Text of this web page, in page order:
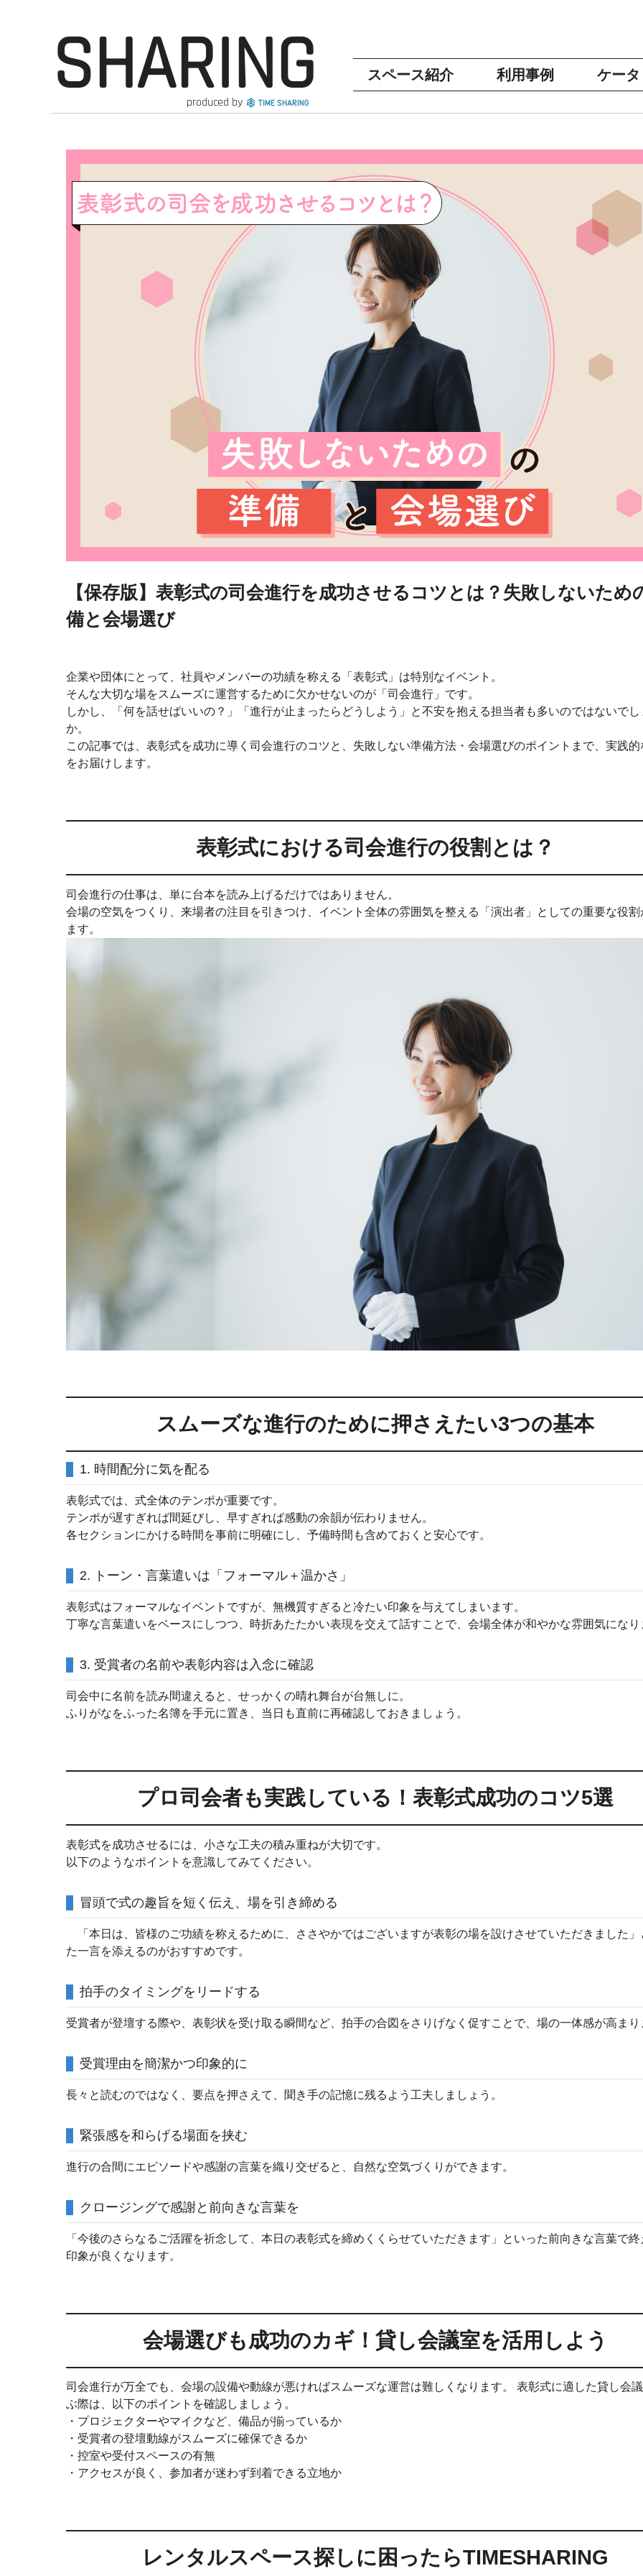
SHARING
produced by
スペース紹介 利用事例 ケー
【保存版】表彰式の司会進行を成功させるコツとは？失敗しないため
備と会場選び
企業や団体にとって、社員やメンバーの功績を称える「表彰式」は特別なイベント。
そんな大切な場をスムーズに運営するために欠かせないのが「司会進行」です。
しかし、「何を話せばいいの？」「進行が止まったらどうしよう」と不安を抱える担当者も多いのではないでし
か。
この記事では、表彰式を成功に導く司会進行のコツと、失敗しない準備方法・会場選びのポイントまで、実践的
をお届けします。
表彰式における司会進行の役割とは？
司会進行の仕事は、単に台本を読み上げるだけではありません。
会場の空気をつくり、来場者の注目を引きつけ、イベント全体の雰囲気を整える「演出者」としての重要な役割
ます。
スムーズな進行のために押さえたい3つの基本
1. 時間配分に気を配る
表彰式では、式全体のテンポが重要です。
テンポが遅すぎれば間延びし、早すぎれば感動の余韻が伝わりません。
各セクションにかける時間を事前に明確にし、予備時間も含めておくと安心です。
2. トーン・言葉遣いは「フォーマル＋温かさ」
表彰式はフォーマルなイベントですが、無機質すぎると冷たい印象を与えてしまいます。
丁寧な言葉遣いをベースにしつつ、時折あたたかい表現を交えて話すことで、会場全体が和やかな雰囲気になり
3. 受賞者の名前や表彰内容は入念に確認
司会中に名前を読み間違えると、せっかくの晴れ舞台が台無しに。
ふりがなをふった名簿を手元に置き、当日も直前に再確認しておきましょう。
プロ司会者も実践している！表彰式成功のコツ5選
表彰式を成功させるには、小さな工夫の積み重ねが大切です。
以下のようなポイントを意識してみてください。
冒頭で式の趣旨を短く伝え、場を引き締める
「本日は、皆様のご功績を称えるために、ささやかではございますが表彰の場を設けさせていただきました」
た一言を添えるのがおすすめです。
拍手のタイミングをリードする
受賞者が登壇する際や、表彰状を受け取る瞬間など、拍手の合図をさりげなく促すことで、場の一体感が高まり
受賞理由を簡潔かつ印象的に
長々と読むのではなく、要点を押さえて、聞き手の記憶に残るよう工夫しましょう。
緊張感を和らげる場面を挟む
進行の合間にエピソードや感謝の言葉を織り交ぜると、自然な空気づくりができます。
クロージングで感謝と前向きな言葉を
「今後のさらなるご活躍を祈念して、本日の表彰式を締めくくらせていただきます」といった前向きな言葉で
印象が良くなります。
会場選びも成功のカギ！貸し会議室を活用しよう
司会進行が万全でも、会場の設備や動線が悪ければスムーズな運営は難しくなります。 表彰式に適した貸し会
ぶ際は、以下のポイントを確認しましょう。
・プロジェクターやマイクなど、備品が揃っているか
・受賞者の登壇動線がスムーズに確保できるか
・控室や受付スペースの有無
・アクセスが良く、参加者が迷わず到着できる立地か
レンタルスペース探しに困ったらTIMESHARING